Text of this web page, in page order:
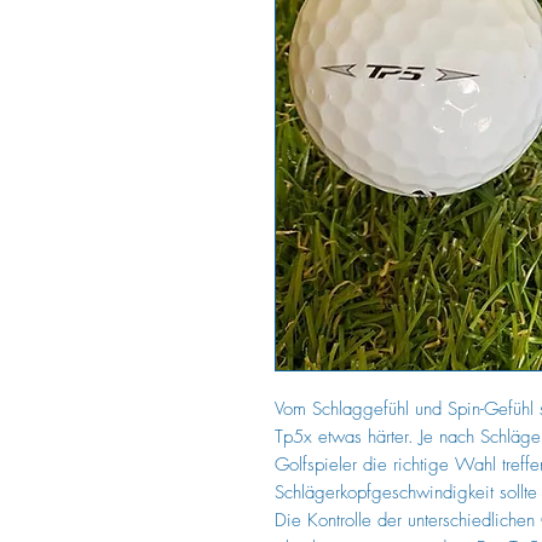
Vom Schlaggefühl und Spin-
Tp5x etwas härter. Je nach
Golfspieler die richtige Wahl
Schlägerkopfgeschwindigkeit
Die Kontrolle der